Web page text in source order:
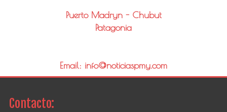
Puerto Madryn - Chubut
Patagonia
Email: info@noticiaspmy.com
Contacto: